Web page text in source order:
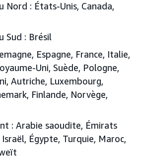
Nord : États-Unis, Canada,
Sud : Brésil
Espagne, France, Italie,
Uni, Suède, Pologne,
Autriche, Luxembourg,
Finlande, Norvège,
: Arabie saoudite, Émirats
Israël, Égypte, Turquie, Maroc,